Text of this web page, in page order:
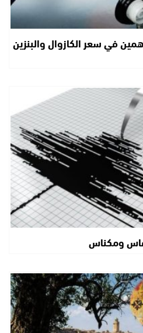
في سعر الكازوال والبنزين
ومكناس